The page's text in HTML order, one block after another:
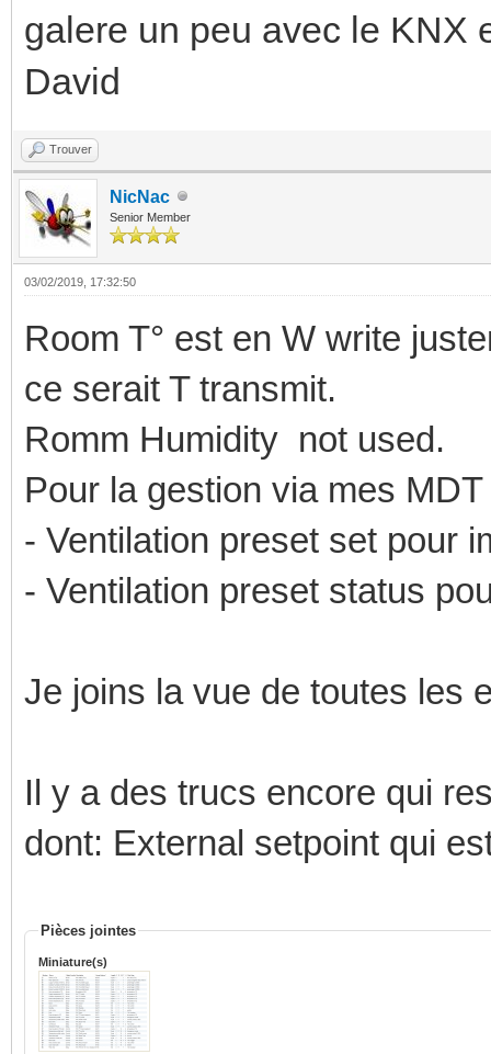
galere un peu avec le KNX
David
Trouver
NicNac
Senior Member
03/02/2019, 17:32:50
Room T° est en W write
ce serait T transmit.
Romm Humidity not used.
Pour la gestion via mes
- Ventilation preset set pour
- Ventilation preset status
Je joins la vue de toutes les
Il y a des trucs encore qui
dont: External setpoint qui
Pièces jointes
Miniature(s)